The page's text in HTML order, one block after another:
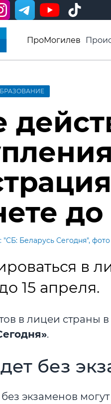
ПроМогилев
Видео ВБ
до
"СБ: Беларусь Сегодня",
в
15 апреля.
в лицеи страны
.
без
экзаменов